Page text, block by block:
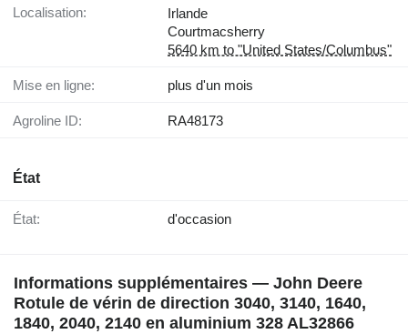
Localisation:
Irlande
Courtmacsherry
5640 km to "United States/Columbus"
Mise en ligne: plus d'un mois
Agroline ID: RA48173
État
État: d'occasion
Informations supplémentaires — John Deere
Rotule de vérin de direction 3040, 3140, 1640,
1840, 2040, 2140 en aluminium 328 AL32866